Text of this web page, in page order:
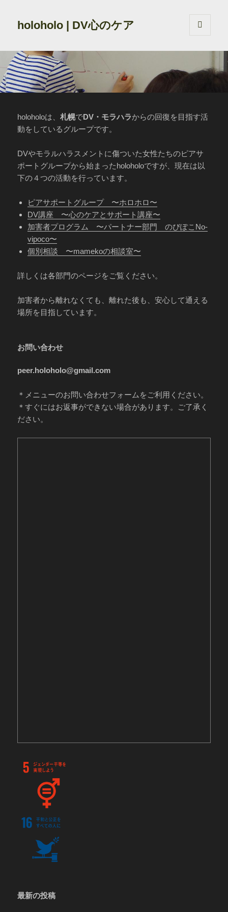
holoholo | DV心のケア
ーとウ
ット
holoholoは、札幌でDV・モラハラからの回復を目指す活
動をしているグループです。
DVやモラルハラスメントに傷ついた女性たちのピアサ
ポートグループから始まったholoholoですが、現在は以
下の４つの活動を行っています。
ピアサポートグループ 〜ホロホロ〜
DV講座 〜心のケアとサポート講座〜
加害者プログラム 〜パートナー部門 のびぽこNo-
vipoco〜
個別相談 〜mamekoの相談室〜
詳しくは各部門のページをご覧ください。
加害者から離れなくても、離れた後も、安心して通える
場所を目指しています。
お問い合わせ
peer.holoholo@gmail.com
＊メニューのお問い合わせフォームをご利用ください。
＊すぐにはお返事ができない場合があります。ご了承く
ださい。
最新の投稿